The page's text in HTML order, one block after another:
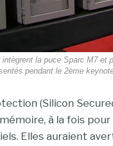
la puce Sparc M7
pendant le 2ème
(Silicon
à la fois
Elles auraient